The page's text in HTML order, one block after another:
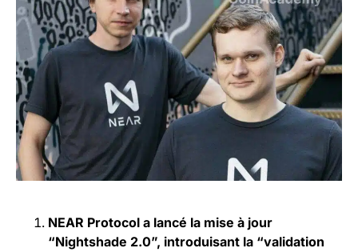
NEAR Protocol a lancé la mise à jour
“Nightshade 2.0”, introduisant la “validation